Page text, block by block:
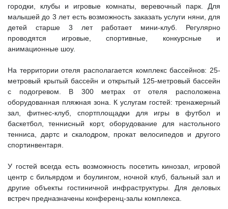
городки, клубы и игровые комнаты, веревочный парк. Для
малышей до 3 лет есть возможность заказать услуги няни, для
детей старше 3 лет работает мини-клуб. Регулярно
проводятся игровые, спортивные, конкурсные и
анимационные шоу.
На территории отеля располагается комплекс бассейнов: 25-
метровый крытый бассейн и открытый 125-метровый бассейн
с подогревом. В 300 метрах от отеля расположена
оборудованная пляжная зона. К услугам гостей: тренажерный
зал, фитнес-клуб, спортплощадки для игры в футбол и
баскетбол, теннисный корт, оборудование для настольного
тенниса, дартс и скалодром, прокат велосипедов и другого
спортинвентаря.
У гостей всегда есть возможность посетить кинозал, игровой
центр с бильярдом и боулингом, ночной клуб, бальный зал и
другие объекты гостиничной инфраструктуры. Для деловых
встреч предназначены конференц-залы комплекса.